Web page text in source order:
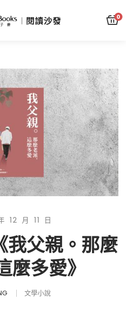
0
12 月 11 日
我父親。那麼
麼多愛》
文學小說